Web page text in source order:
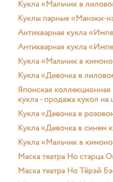
Кукла «Мальчик в
Куклы парные «Манэки-
Антикварная кукла
Антикварная кукла
Кукла «Мальчик в
Кукла «Девочка в
Японская
кукла - продажа кукол на
Кукла «Девочка в
Кукла «Девочка в синем
Кукла «Мальчик в
Маска театра Но старца
Маска театра Но Тёрэй